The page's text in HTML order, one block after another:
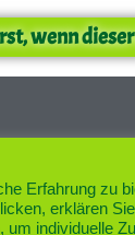
wenn
Erfahrung zu
erklären
individuelle